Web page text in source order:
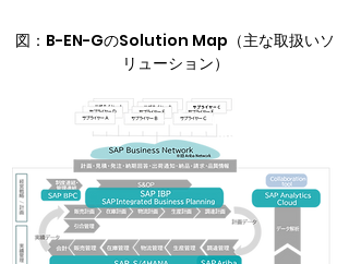
図：B-EN-GのSolution Map（主な取扱いソ
リューション）